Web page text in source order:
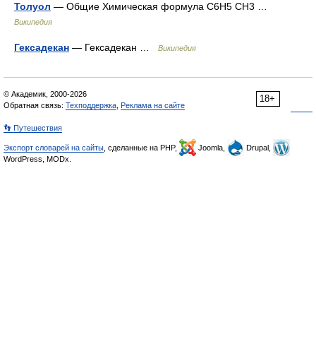
Толуол — Общие Химическая формула C6H5 CH3 …
Википедия
Гексадекан — Гексадекан … Википедия
18+
© Академик, 2000-2026
Обратная связь: Техподдержка Реклама на сайте
👣 Путешествия
Экспорт словарей на сайты , сделанные на PHP, Joomla,
Drupal,
WordPress, MODx.